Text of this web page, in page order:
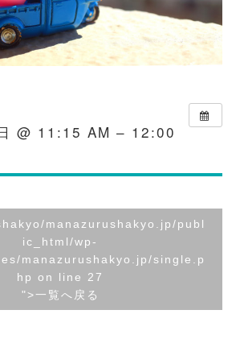
@ 11:15 AM – 12:00
manazurushakyo.jp/publ
ic_html/wp-
manazurushakyo.jp/single.p
hp on line 27
">一覧へ戻る